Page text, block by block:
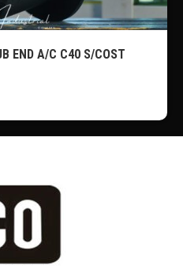
END A/C C40 S/COST